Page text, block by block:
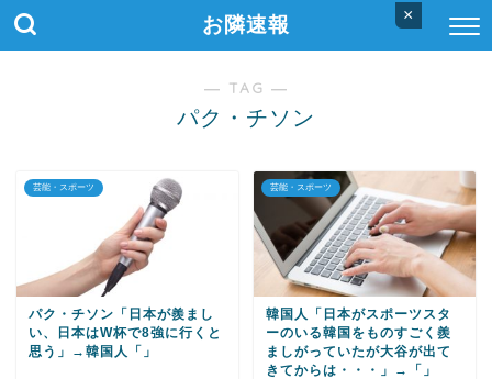
×
お隣速報
― TAG ―
パク・チソン
芸能・スポーツ
パク・チソン「日本が羨まし
い、日本はW杯で8強に行くと
思う」→韓国人「」
芸能・スポーツ
韓国人「日本がスポーツスタ
ーのいる韓国をものすごく羨
ましがっていたが大谷が出て
きてからは・・・」→「」